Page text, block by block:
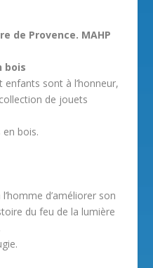
de Provence. MAHP
bois
enfants sont à l’honneur,
de jouets
bois.
d’améliorer son
du feu de la lumière